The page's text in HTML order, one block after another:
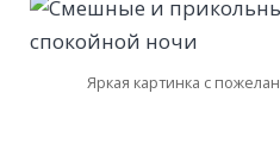
Яркая картинка с